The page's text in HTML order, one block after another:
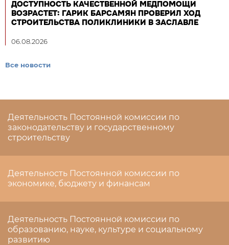
ДОСТУПНОСТЬ КАЧЕСТВЕННОЙ МЕДПОМОЩИ
ВОЗРАСТЕТ: ГАРИК БАРСАМЯН ПРОВЕРИЛ ХОД
СТРОИТЕЛЬСТВА ПОЛИКЛИНИКИ В ЗАСЛАВЛЕ
06.08.2026
Все новости
Деятельность Постоянной комиссии по
законодательству и государственному
строительству
Деятельность Постоянной комиссии по
экономике, бюджету и финансам
Деятельность Постоянной комиссии по
образованию, науке, культуре и социальному
развитию